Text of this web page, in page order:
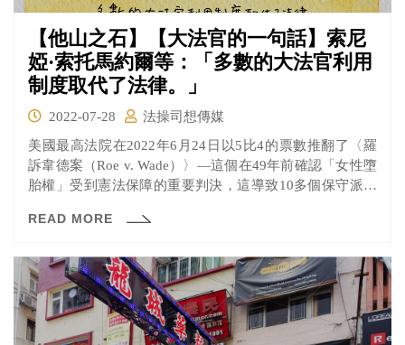
【他山之石】【大法官的一句話】索尼
婭·索托馬約爾等：「多數的大法官利用
制度取代了法律。」
2022-07-28
法操司想傳媒
美國最高法院在2022年6月24日以5比4的票數推翻了〈羅
訴韋德案（Roe v. Wade）〉—這個在49年前確認「女性墮
胎權」受到憲法保障的重要判決，這導致10多個保守派的
屬於自由派的三位大法官布雷耶(Stephen Breyer)、卡根
見寫道「判決之所以會被推翻，是因為它一直都受到（保
守派）鄙視，而現在剛好有投票權可以將之捨棄。」以嚴
厲的詞語表達對判決結果的失望。
READ MORE